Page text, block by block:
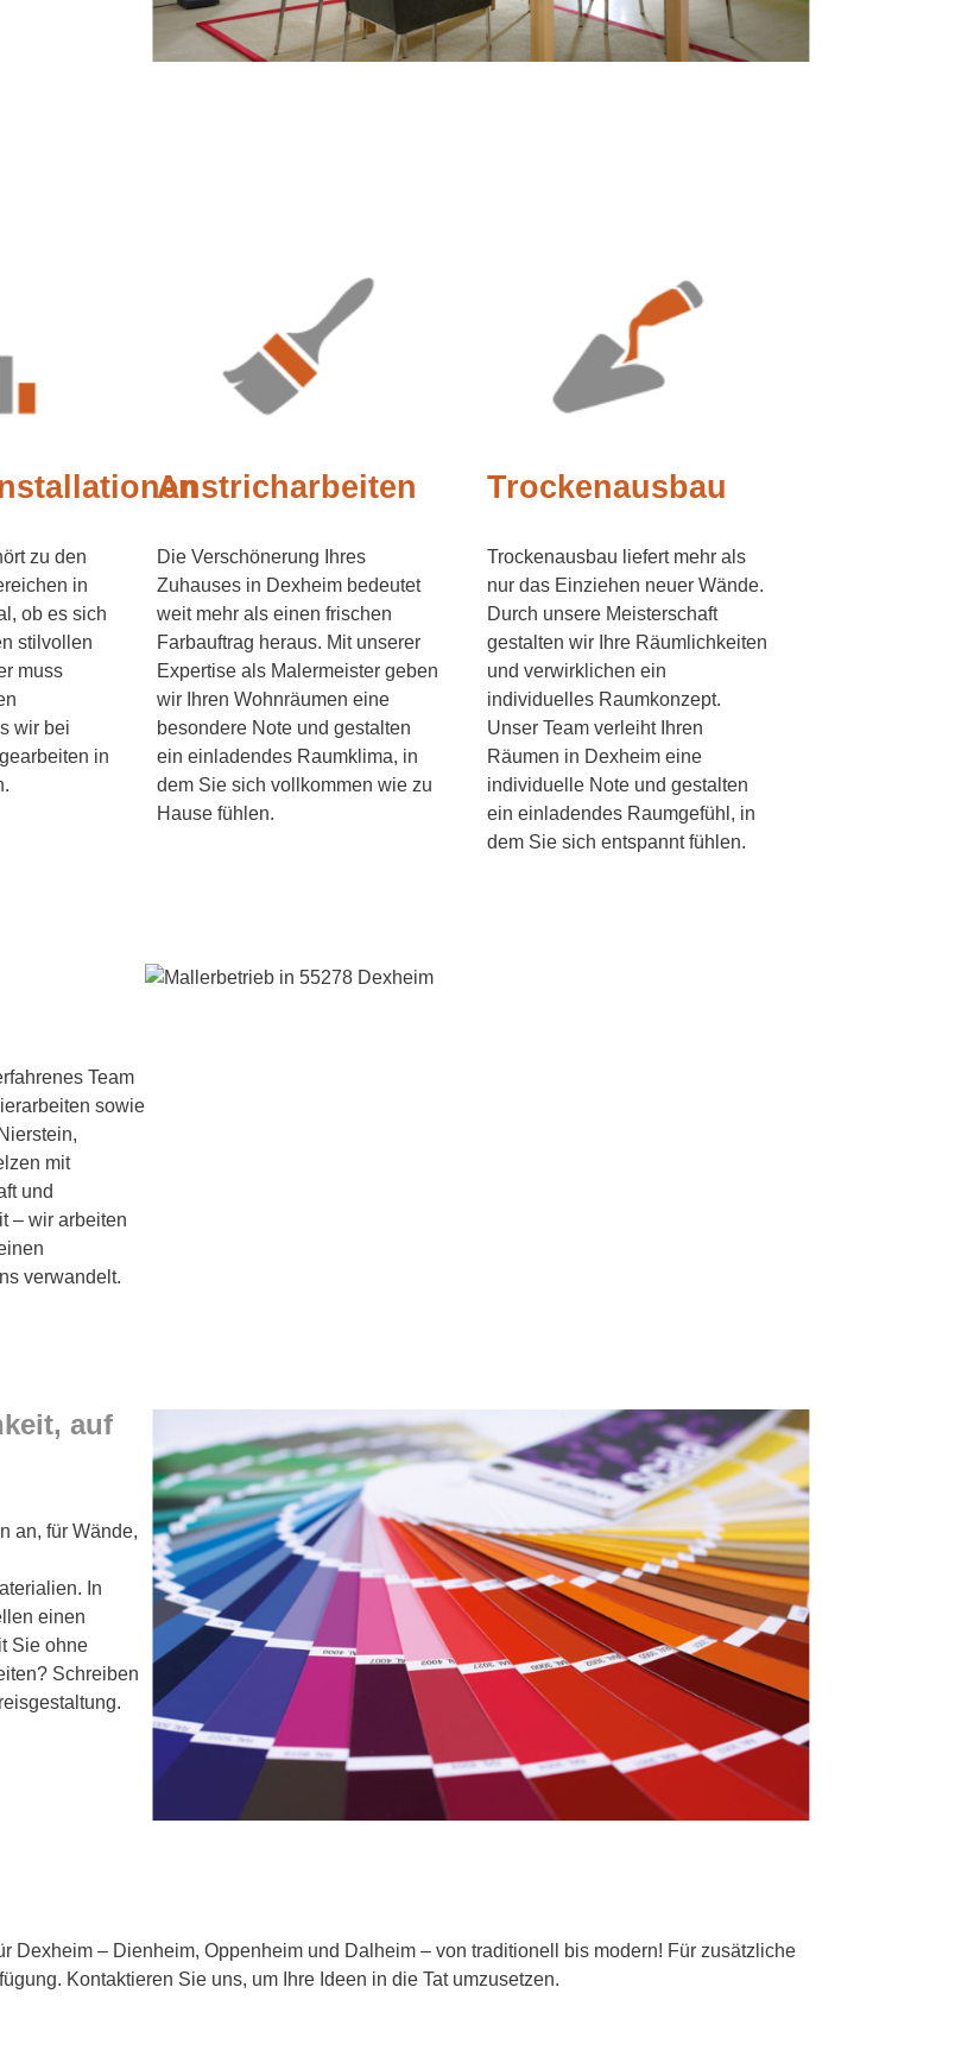
zu den
in
ob es sich
stilvollen
muss
wir bei
in
Anstricharbeiten
Die Verschönerung Ihres
Zuhauses in Dexheim bedeutet
weit mehr als einen frischen
Farbauftrag heraus. Mit unserer
Expertise als Malermeister geben
wir Ihren Wohnräumen eine
besondere Note und gestalten
ein einladendes Raumklima, in
dem Sie sich vollkommen wie zu
Hause fühlen.
Trockenausbau
Trockenausbau liefert mehr als
nur das Einziehen neuer Wände.
Durch unsere Meisterschaft
gestalten wir Ihre Räumlichkeiten
und verwirklichen ein
individuelles Raumkonzept.
Unser Team verleiht Ihren
Räumen in Dexheim eine
individuelle Note und gestalten
ein einladendes Raumgefühl, in
dem Sie sich entspannt fühlen.
Team
sowie
mit
und
– wir arbeiten
verwandelt.
auf
an, für Wände,
In
einen
Sie ohne
Schreiben
Dexheim – Dienheim, Oppenheim und Dalheim – von traditionell bis modern! Für zusätzliche
Kontaktieren Sie uns, um Ihre Ideen in die Tat umzusetzen.